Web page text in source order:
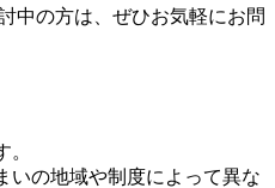
中の方は、ぜひお気軽にお問
いの地域や制度によって異な